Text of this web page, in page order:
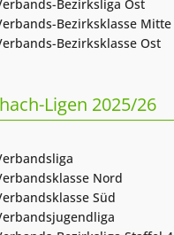
Bezirksliga Ost
Bezirksklasse Mitte
Bezirksklasse Ost
Ligen 2025/26
Nord
Süd